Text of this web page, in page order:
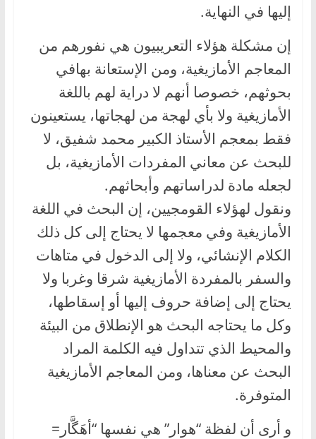
إليها في النهاية.
إن مشكلة هؤلاء التعريبيون هي نفورهم من
المعاجم الأمازيغية، ومن الإستعانة بهافي
بحوثهم، خصوصا أنهم لا دراية لهم باللغة
الأمازيغية ولا بأي لهجة من لهجاتها، يستعينون
فقط بمعجم الأستاذ الكبير محمد شفيق، لا
للبحث عن معاني المفردات الأمازيغية، بل
لجعله مادة لدراساتهم وأبحاثهم.
ونقول لهؤلاء القومجيين، إن البحث في اللغة
الأمازيغية وفي معجمها لا يحتاج إلى كل ذلك
الكلام الإنشائي، ولا إلى الدخول في متاهات
والسفر بالمفردة الأمازيغية شرقا وغربا ولا
يحتاج إلى إضافة حروف إليها أو إسقاطها،
وكل ما يحتاجه البحث هو الإنطلاق من البيئة
والمحيط الذي تتداول فيه الكلمة المراد
البحث عن معناها، ومن المعاجم الأمازيغية
المتوفرة.
و أرى أن لفظة “هوار” هي نفسها “أهَگَّار=